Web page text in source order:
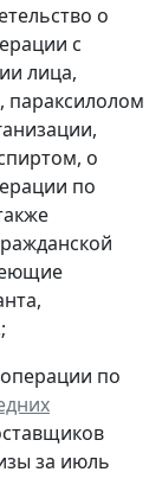
о
с
лица,
о
по
по
за июль